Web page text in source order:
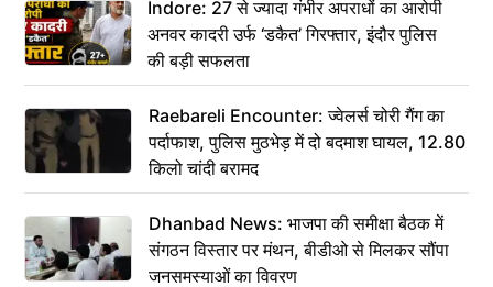
Indore: 27 से ज्यादा गंभीर अपराधों का आरोपी
अनवर कादरी उर्फ ‘डकैत’ गिरफ्तार, इंदौर पुलिस
की बड़ी सफलता
Raebareli Encounter: ज्वेलर्स चोरी गैंग का
पर्दाफाश, पुलिस मुठभेड़ में दो बदमाश घायल, 12.80
किलो चांदी बरामद
Dhanbad News: भाजपा की समीक्षा बैठक में
संगठन विस्तार पर मंथन, बीडीओ से मिलकर सौंपा
जनसमस्याओं का विवरण